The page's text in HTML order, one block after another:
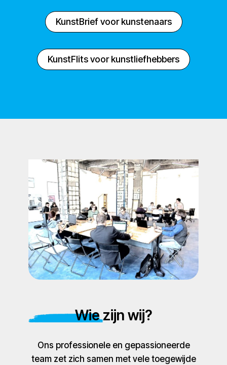
KunstBrief voor kunstenaars
KunstFlits voor kunstliefhebbers
Wie zijn wij?
Ons professionele en gepassioneerde
team zet zich samen met vele toegewijde